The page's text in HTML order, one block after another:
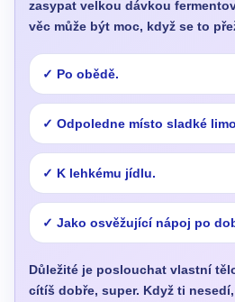
zasypat velkou dávkou
věc může být moc, když se to
Po obědě.
Odpoledne místo sladké
K lehkému jídlu.
Jako osvěžující nápoj po
Důležité je poslouchat vlastní
cítíš dobře, super. Když ti